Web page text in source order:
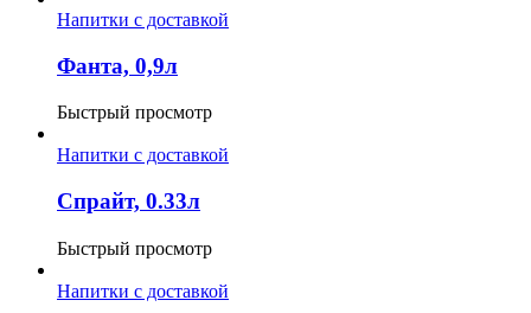
Напитки с доставкой
Фанта, 0,9л
Быстрый просмотр
Напитки с доставкой
Спрайт, 0.33л
Быстрый просмотр
Напитки с доставкой